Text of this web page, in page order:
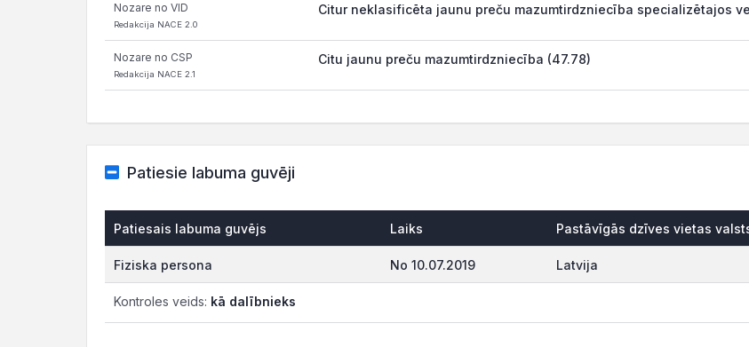
Nozare no VID
Redakcija NACE 2.0
Citur neklasificēta jaunu preču mazumtirdzniecība specializētajos
Nozare no CSP
Redakcija NACE 2.1
Citu jaunu preču mazumtirdzniecība (47.78)
Patiesie labuma guvēji
Patiesais labuma guvējs Laiks Pastāvīgās dzīves vietas
Fiziska persona No 10.07.2019 Latvija
Kontroles veids: kā dalībnieks